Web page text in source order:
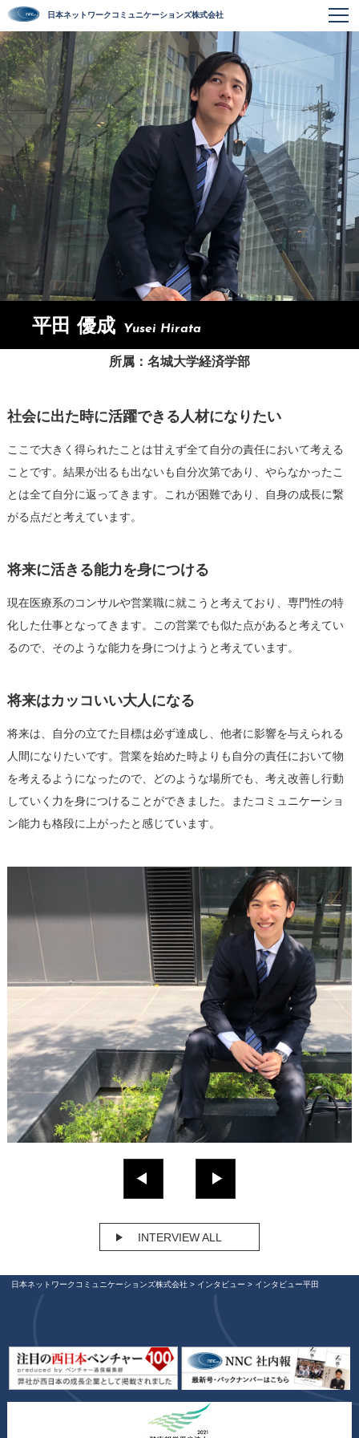
日本ネットワークコミュニケーションズ株式会社
平田 優成 Yusei Hirata
所属：名城大学経済学部
社会に出た時に活躍できる人材になりたい
ここで大きく得られたことは甘えず全て自分の責任において考える
ことです。結果が出るも出ないも自分次第であり、やらなかったこ
とは全て自分に返ってきます。これが困難であり、自身の成長に繋
がる点だと考えています。
将来に活きる能力を身につける
現在医療系のコンサルや営業職に就こうと考えており、専門性の特
化した仕事となってきます。この営業でも似た点があると考えてい
るので、そのような能力を身につけようと考えています。
将来はカッコいい大人になる
将来は、自分の立てた目標は必ず達成し、他者に影響を与えられる
人間になりたいです。営業を始めた時よりも自分の責任において物
を考えるようになったので、どのような場所でも、考え改善し行動
していく力を身につけることができました。またコミュニケーショ
ン能力も格段に上がったと感じています。
INTERVIEW ALL
日本ネットワークコミュニケーションズ株式会社> インタビュー > インタビュー平田